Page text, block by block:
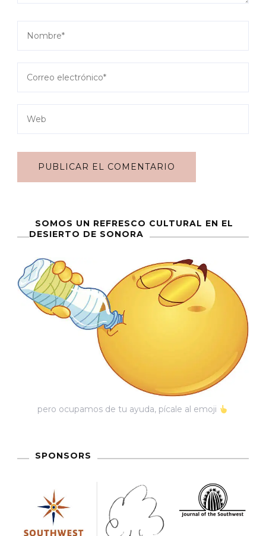
SOMOS UN REFRESCO CULTURAL EN EL
DESIERTO DE SONORA
pero ocupamos de tu ayuda, pícale al emoji
SPONSORS